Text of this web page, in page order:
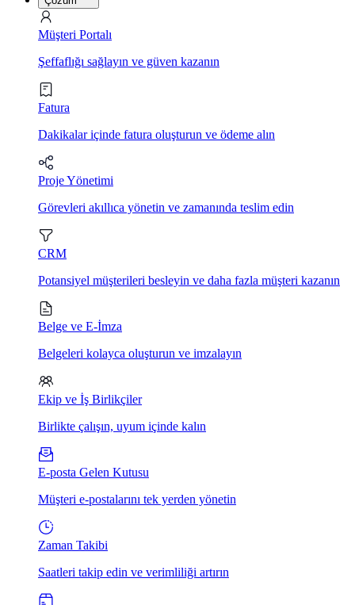
Müşteri Portalı
Şeffaflığı sağlayın ve güven kazanın
Fatura
Dakikalar içinde fatura oluşturun ve ödeme alın
Proje Yönetimi
Görevleri akıllıca yönetin ve zamanında teslim edin
CRM
Potansiyel müşterileri besleyin ve daha fazla müşteri kazanın
Belge ve E-İmza
Belgeleri kolayca oluşturun ve imzalayın
Ekip ve İş Birlikçiler
Birlikte çalışın, uyum içinde kalın
E-posta Gelen Kutusu
Müşteri e-postalarını tek yerden yönetin
Zaman Takibi
Saatleri takip edin ve verimliliği artırın